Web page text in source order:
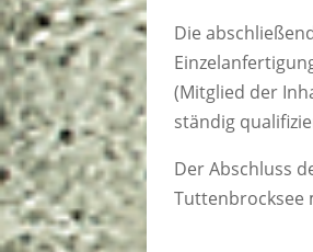
Die
(Mitglied der
ständig
Der Abschluss
Tuttenbrocksee